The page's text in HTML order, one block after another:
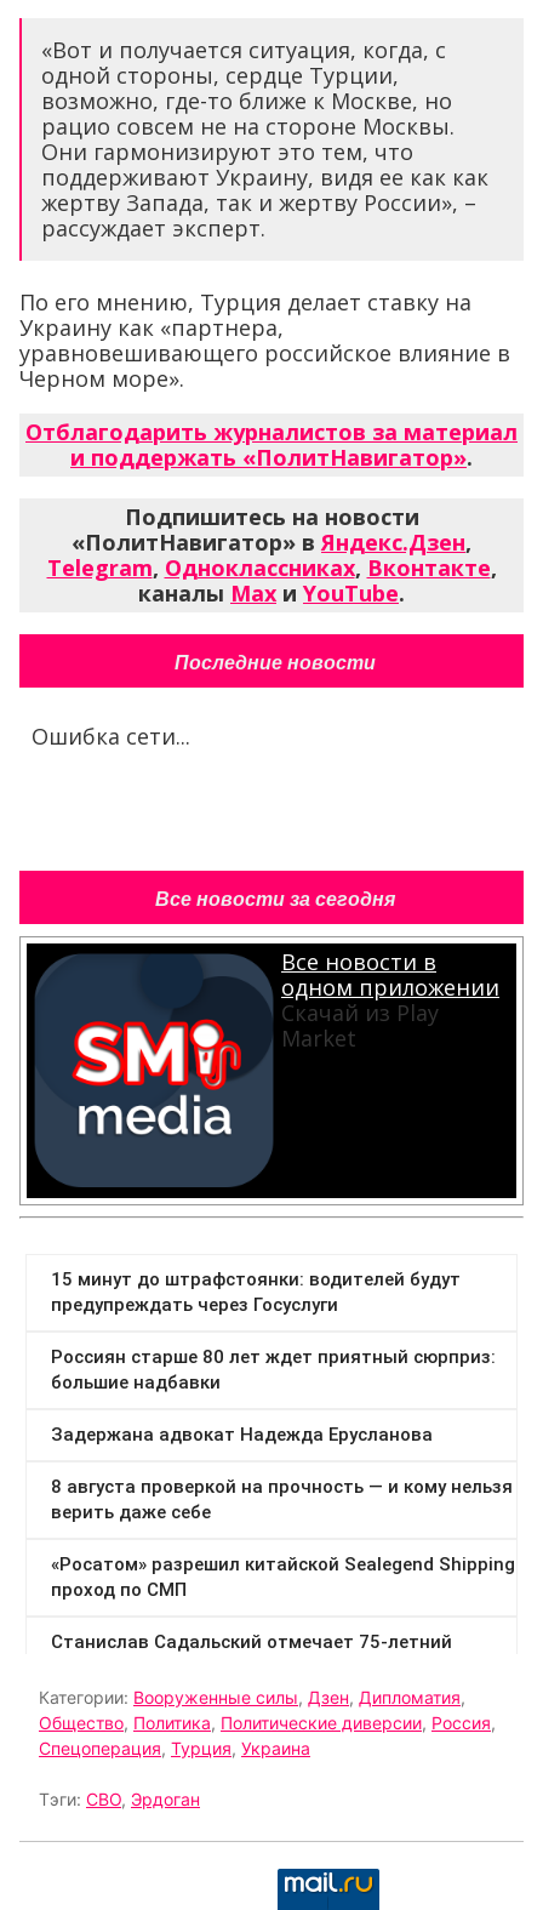
«Вот и получается ситуация, когда, с
одной стороны, сердце Турции,
возможно, где-то ближе к Москве, но
рацио совсем не на стороне Москвы.
Они гармонизируют это тем, что
поддерживают Украину, видя ее как как
жертву Запада, так и жертву России», –
рассуждает эксперт.
По его мнению, Турция делает ставку на
Украину как «партнера,
уравновешивающего российское влияние в
Черном море».
Отблагодарить журналистов за материал
и поддержать «ПолитНавигатор».
Подпишитесь на новости
«ПолитНавигатор» вЯндекс.Дзен,
Telegram, Одноклассниках, Вконтакте,
каналы Max и YouTube.
Последние новости
Ошибка сети...
Все новости за сегодня
Все новости в
одном приложении
Скачай из Play
Market
Категории: Вооруженные силы, Дзен, Дипломатия,
Общество, Политика, Политические диверсии, Россия,
Спецоперация, Турция, Украина
Тэги: СВО, Эрдоган